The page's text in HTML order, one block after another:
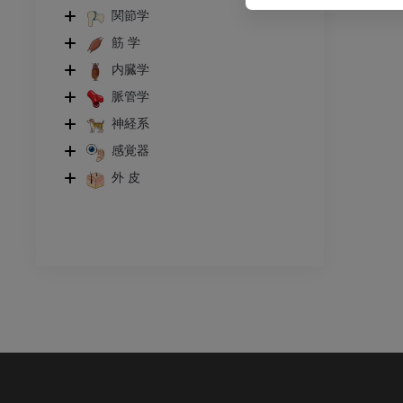
関節学
筋 学
内臓学
脈管学
神経系
感覚器
外 皮